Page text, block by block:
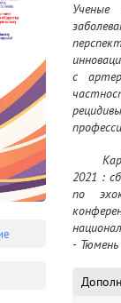
Ученые
с
	Кардиология на перекрестке наук = Cardiology at a Crossroad of Sciences : CARDIO TYUMEN
2021 :
по
-